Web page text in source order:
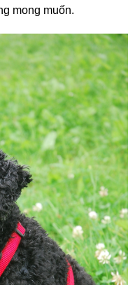
mong muốn.